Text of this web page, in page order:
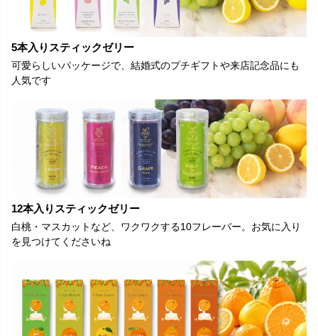
5本入りスティックゼリー
可愛らしいパッケージで、結婚式のプチギフトや来店記念品にも
人気です
12本入りスティックゼリー
白桃・マスカットなど、ワクワクする10フレーバー。お気に入り
を見つけてくださいね